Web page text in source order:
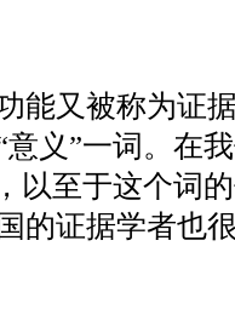
又被称为证据
义”一词。在
以至于这个词
的证据学者也